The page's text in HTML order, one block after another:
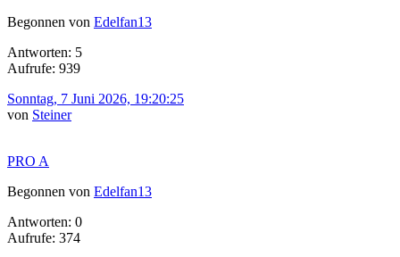
Begonnen von Edelfan13
Antworten: 5
Aufrufe: 939
Sonntag, 7 Juni 2026, 19:20:25
von Steiner
PRO A
Begonnen von Edelfan13
Antworten: 0
Aufrufe: 374